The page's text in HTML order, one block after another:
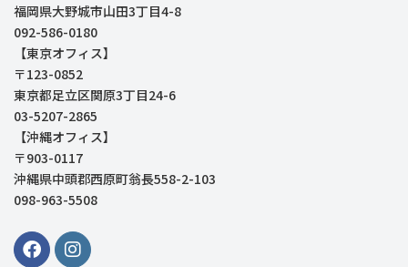
福岡県大野城市山田3丁目4-8
092-586-0180
【東京オフィス】
〒123-0852
東京都足立区関原3丁目24-6
03-5207-2865
【沖縄オフィス】
〒903-0117
沖縄県中頭郡西原町翁長558-2-103
098-963-5508